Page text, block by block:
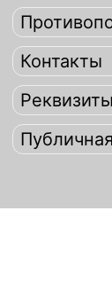
Контакты
Реквизиты